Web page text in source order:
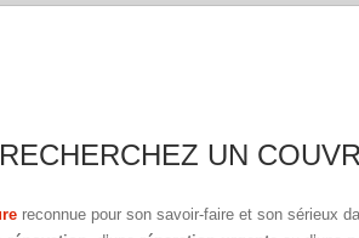
UN
reconnue pour son savoir-faire et son sérieux